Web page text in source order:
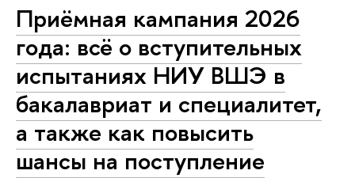
Приёмная кампания 2026
года: всё о вступительных
испытаниях НИУ ВШЭ в
бакалавриат и специалитет,
а также как повысить
шансы на поступление